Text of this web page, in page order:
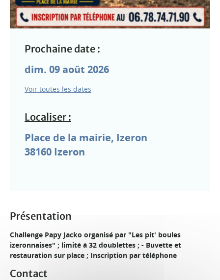
Prochaine date :
dim. 09 août 2026
Voir toutes les dates
Localiser :
Place de la mairie, Izeron
38160 Izeron
Présentation
Challenge Papy Jacko organisé par "Les pit' boules
izeronnaises" ; limité à 32 doublettes ; - Buvette et
restauration sur place ; Inscription par téléphone
Contact